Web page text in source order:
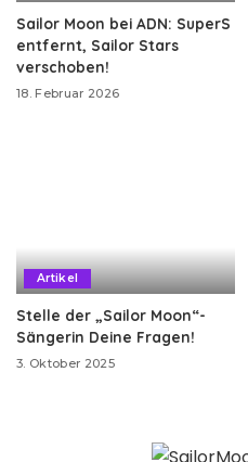
Sailor Moon bei ADN: SuperS
entfernt, Sailor Stars
verschoben!
18. Februar 2026
Artikel
Stelle der „Sailor Moon“-
Sängerin Deine Fragen!
3. Oktober 2025